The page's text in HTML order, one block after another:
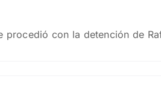
con la detención de